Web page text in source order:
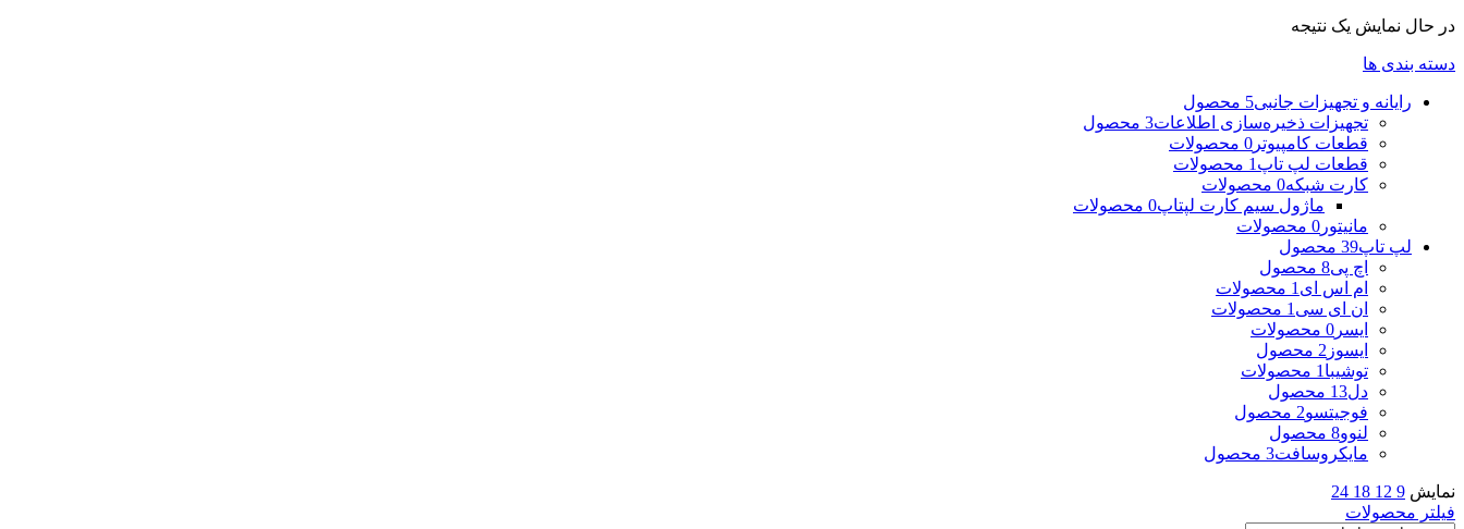
در حال نمایش یک نتیجه
دسته بندی ها
رایانه و تجهیزات جانبی5 محصول
تجهیزات ذخیره‌سازی اطلاعات3 محصول
قطعات کامپیوتر 0 محصولات
قطعات لپ تاپ 1 محصولات
کارت شبکه0 محصولات
ماژول سیم کارت لپتاپ0 محصولات
مانیتور 0 محصولات
لپ تاپ39 محصول
اچ پی8 محصول
ام اس ای 1 محصولات
ان ای سی 1 محصولات
ایسر 0 محصولات
ایسوز 2 محصول
توشیبا 1 محصولات
دل13 محصول
فوجیتسو2 محصول
لنوو8 محصول
مایکروسافت3 محصول
نمایش 9
12
18
24
فیلتر محصولات